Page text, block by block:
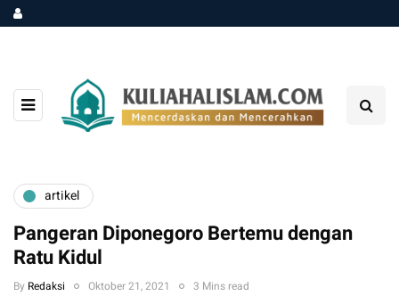
artikel
Pangeran Diponegoro Bertemu dengan
Ratu Kidul
By Redaksi Oktober 21, 2021 3 Mins read